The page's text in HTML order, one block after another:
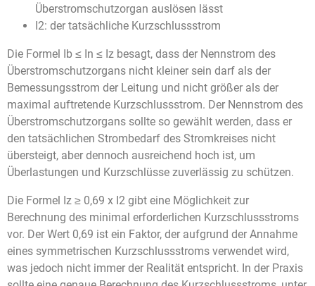
Überstromschutzorgan auslösen lässt
I2: der tatsächliche Kurzschlussstrom
Die Formel Ib ≤ In ≤ Iz besagt, dass der Nennstrom des
Überstromschutzorgans nicht kleiner sein darf als der
Bemessungsstrom der Leitung und nicht größer als der
maximal auftretende Kurzschlussstrom. Der Nennstrom des
Überstromschutzorgans sollte so gewählt werden, dass er
den tatsächlichen Strombedarf des Stromkreises nicht
übersteigt, aber dennoch ausreichend hoch ist, um
Überlastungen und Kurzschlüsse zuverlässig zu schützen.
Die Formel Iz ≥ 0,69 x I2 gibt eine Möglichkeit zur
Berechnung des minimal erforderlichen Kurzschlussstroms
vor. Der Wert 0,69 ist ein Faktor, der aufgrund der Annahme
eines symmetrischen Kurzschlussstroms verwendet wird,
was jedoch nicht immer der Realität entspricht. In der Praxis